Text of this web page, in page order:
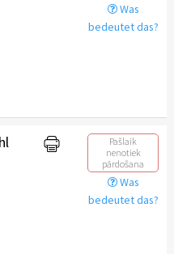
Was
bedeutet das?
Pašlaik
nenotiek
pārdošana
Was
bedeutet das?